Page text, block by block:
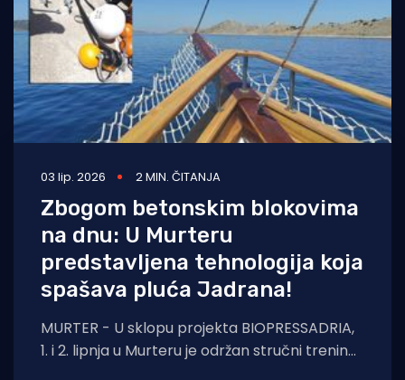
03 lip. 2026 2 MIN. ČITANJA
Zbogom betonskim blokovima
na dnu: U Murteru
predstavljena tehnologija koja
spašava pluća Jadrana!
MURTER - U sklopu projekta BIOPRESSADRIA,
1. i 2. lipnja u Murteru je održan stručni trening